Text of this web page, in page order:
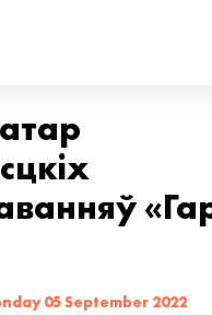
05 September 2022